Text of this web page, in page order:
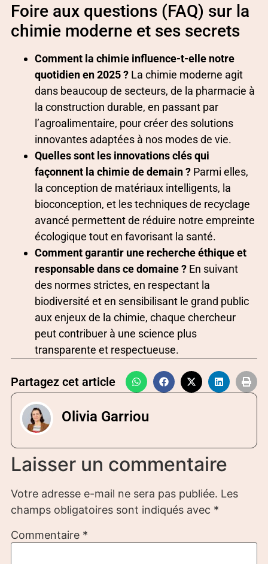
Foire aux questions (FAQ) sur la
chimie moderne et ses secrets
Comment la chimie influence-t-elle notre
quotidien en 2025 ? La chimie moderne agit
dans beaucoup de secteurs, de la pharmacie à
la construction durable, en passant par
l’agroalimentaire, pour créer des solutions
innovantes adaptées à nos modes de vie.
Quelles sont les innovations clés qui
façonnent la chimie de demain ? Parmi elles,
la conception de matériaux intelligents, la
bioconception, et les techniques de recyclage
avancé permettent de réduire notre empreinte
écologique tout en favorisant la santé.
Comment garantir une recherche éthique et
responsable dans ce domaine ? En suivant
des normes strictes, en respectant la
biodiversité et en sensibilisant le grand public
aux enjeux de la chimie, chaque chercheur
peut contribuer à une science plus
transparente et respectueuse.
Partagez cet article
Olivia Garriou
Laisser un commentaire
Votre adresse e-mail ne sera pas publiée. Les
champs obligatoires sont indiqués avec *
Commentaire *